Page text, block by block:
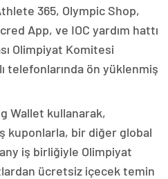
365, Olympic Shop,
App, ve IOC yardım hattı
Olimpiyat Komitesi
telefonlarında ön yüklenmiş
Wallet kullanarak,
kuponlarla, bir diğer global
iş birliğiyle Olimpiyat
ücretsiz içecek temin